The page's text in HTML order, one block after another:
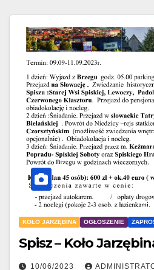
KOŁO JARZĘBINA OGŁOSZENIE
Spisz – Koło
10/06/2023